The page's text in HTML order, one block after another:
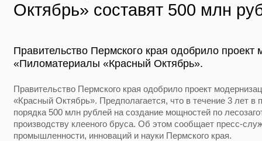
Октябрь» составят 500 млн
Правительство Пермского края одобрило
«Пиломатериалы «Красный Октябрь».
Правительство Пермского края одобрило проект
«Красный Октябрь». Предполагается, что в течение 3 лет в
порядка 500 млн рублей на создание мощностей по
производству клееного бруса. Об этом сообщает пресс-
промышленности, инноваций и науки Пермского края.